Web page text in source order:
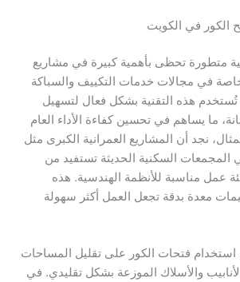
في الكويت
تحظى بأهمية كبيرة في مشاريع
مجالات خدمات التكييف والسباكة
هذه التقنية بشكل فعال لتسهيل
في تحسين كفاءة الأداء العام
أن المشاريع العمرانية الكبرى مثل
السكنية الحديثة تستفيد من
للأنظمة الهندسية. هذه
بدقة تجعل العمل أكثر سهولة
فتحات الكور على تقليل المساحات
والأسلاك الموزعة بشكل تقليدي. في